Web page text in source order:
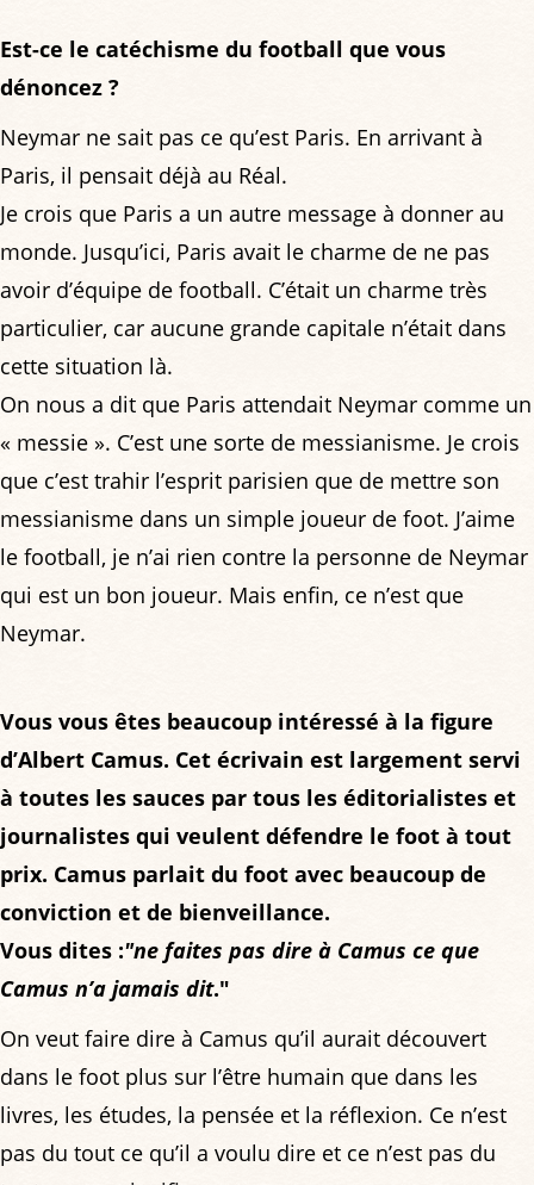
Est-ce le catéchisme du football que vous
dénoncez ?
Neymar ne sait pas ce qu’est Paris. En arrivant à
Paris, il pensait déjà au Réal.
Je crois que Paris a un autre message à donner au
monde. Jusqu’ici, Paris avait le charme de ne pas
avoir d’équipe de football. C’était un charme très
particulier, car aucune grande capitale n’était dans
cette situation là.
On nous a dit que Paris attendait Neymar comme un
« messie ». C’est une sorte de messianisme. Je crois
que c’est trahir l’esprit parisien que de mettre son
messianisme dans un simple joueur de foot. J’aime
le football, je n’ai rien contre la personne de Neymar
qui est un bon joueur. Mais enfin, ce n’est que
Neymar.
Vous vous êtes beaucoup intéressé à la figure
d’Albert Camus. Cet écrivain est largement servi
à toutes les sauces par tous les éditorialistes et
journalistes qui veulent défendre le foot à tout
prix. Camus parlait du foot avec beaucoup de
conviction et de bienveillance.
Vous dites :"ne faites pas dire à Camus ce que
Camus n’a jamais dit."
On veut faire dire à Camus qu’il aurait découvert
dans le foot plus sur l’être humain que dans les
livres, les études, la pensée et la réflexion. Ce n’est
pas du tout ce qu’il a voulu dire et ce n’est pas du